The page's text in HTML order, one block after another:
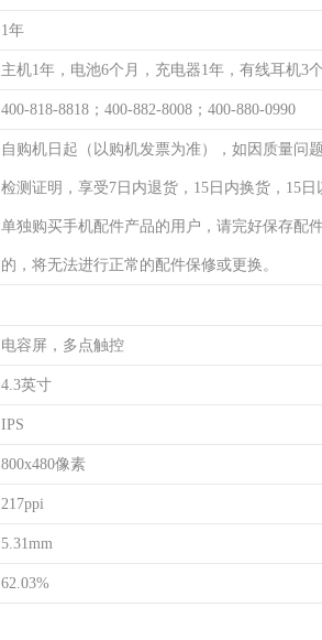
1年
主机1年，电池6个月，充电器1年，有线耳机3
400-818-8818；400-882-8008；400-880-0990
自购机日起（以购机发票为准），如因质量问
检测证明，享受7日内退货，15日内换货，15
单独购买手机配件产品的用户，请完好保存配
的，将无法进行正常的配件保修或更换。
电容屏，多点触控
4.3英寸
IPS
800x480像素
217ppi
5.31mm
62.03%